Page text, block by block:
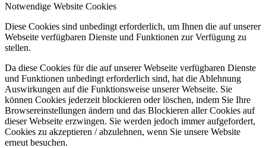
Notwendige Website Cookies
Diese Cookies sind unbedingt erforderlich, um Ihnen die auf unserer
Webseite verfügbaren Dienste und Funktionen zur Verfügung zu
stellen.
Da diese Cookies für die auf unserer Webseite verfügbaren Dienste
und Funktionen unbedingt erforderlich sind, hat die Ablehnung
Auswirkungen auf die Funktionsweise unserer Webseite. Sie
können Cookies jederzeit blockieren oder löschen, indem Sie Ihre
Browsereinstellungen ändern und das Blockieren aller Cookies auf
dieser Webseite erzwingen. Sie werden jedoch immer aufgefordert,
Cookies zu akzeptieren / abzulehnen, wenn Sie unsere Website
erneut besuchen.